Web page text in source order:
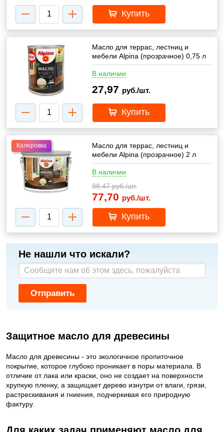
Купить
Масло для террас, лестниц и
мебели Alpina (прозрачное) 0,75 л
В наличии
27,97 руб./шт.
Купить
Колеровка
Масло для террас, лестниц и
мебели Alpina (прозрачное) 2 л
В наличии
88,47руб./шт.
77,70 руб./шт.
Купить
Не нашли что искали?
Отправить
Защитное масло для древесины
Масло для древесины - это экологичное пропиточное
покрытие, которое глубоко проникает в поры материала. В
отличие от лака или краски, оно не создает на поверхности
хрупкую пленку, а защищает дерево изнутри от влаги, грязи,
растрескивания и гниения, подчеркивая его природную
фактуру.